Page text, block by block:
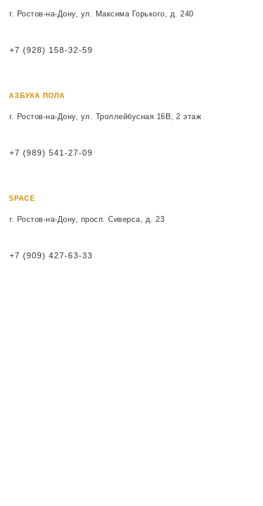
г. Ростов-на-Дону, ул. Максима Горького, д. 240
+7 (928) 158-32-59
АЗБУКА ПОЛА
г. Ростов-на-Дону, ул. Троллейбусная 16В, 2 этаж
+7 (989) 541-27-09
SPACE
г. Ростов-на-Дону, просп. Сиверса, д. 23
+7 (909) 427-63-33